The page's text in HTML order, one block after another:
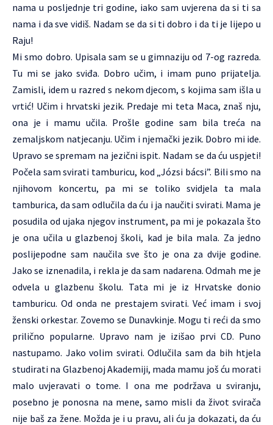
nama u posljednje tri godine, iako sam uvjerena da si ti sa
nama i da sve vidiš. Nadam se da si ti dobro i da ti je lijepo u
Raju!
Mi smo dobro. Upisala sam se u gimnaziju od 7-og razreda.
Tu mi se jako sviđa. Dobro učim, i imam puno prijatelja.
Zamisli, idem u razred s nekom djecom, s kojima sam išla u
vrtić! Učim i hrvatski jezik. Predaje mi teta Maca, znaš nju,
ona je i mamu učila. Prošle godine sam bila treća na
zemaljskom natjecanju. Učim i njemački jezik. Dobro mi ide.
Upravo se spremam na jezični ispit. Nadam se da ću uspjeti!
Počela sam svirati tamburicu, kod „Józsi bácsi”. Bili smo na
njihovom koncertu, pa mi se toliko svidjela ta mala
tamburica, da sam odlučila da ću i ja naučiti svirati. Mama je
posudila od ujaka njegov instrument, pa mi je pokazala što
je ona učila u glazbenoj školi, kad je bila mala. Za jedno
poslijepodne sam naučila sve što je ona za dvije godine.
Jako se iznenadila, i rekla je da sam nadarena. Odmah me je
odvela u glazbenu školu. Tata mi je iz Hrvatske donio
tamburicu. Od onda ne prestajem svirati. Već imam i svoj
ženski orkestar. Zovemo se Dunavkinje. Mogu ti reći da smo
prilično popularne. Upravo nam je izišao prvi CD. Puno
nastupamo. Jako volim svirati. Odlučila sam da bih htjela
studirati na Glazbenoj Akademiji, mada mamu još ću morati
malo uvjeravati o tome. I ona me podržava u sviranju,
posebno je ponosna na mene, samo misli da život svirača
nije baš za žene. Možda je i u pravu, ali ću ja dokazati, da ću